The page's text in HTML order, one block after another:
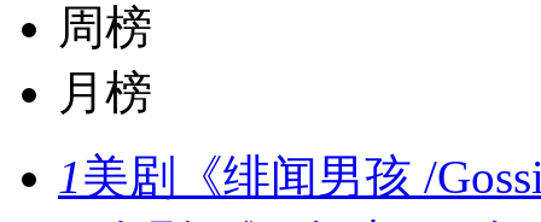
周榜
月榜
1美剧《绯闻男孩 /